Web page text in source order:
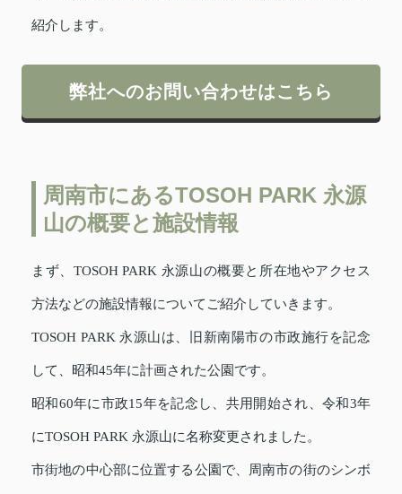
紹介します。
弊社へのお問い合わせはこちら
周南市にあるTOSOH PARK 永源
山の概要と施設情報
まず、TOSOH PARK 永源山の概要と所在地やアクセス
方法などの施設情報についてご紹介していきます。
TOSOH PARK 永源山は、旧新南陽市の市政施行を記念
して、昭和45年に計画された公園です。
昭和60年に市政15年を記念し、共用開始され、令和3年
にTOSOH PARK 永源山に名称変更されました。
市街地の中心部に位置する公園で、周南市の街のシンボ